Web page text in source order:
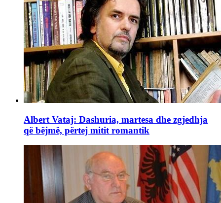
Albert Vataj: Dashuria, martesa dhe zgjedhja
që bëjmë, përtej mitit romantik